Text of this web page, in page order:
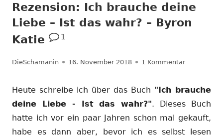
Rezension: Ich brauche deine
Liebe – Ist das wahr? – Byron
Katie
1
Autor
DieSchamanin Veröffentlicht
16. November 2018 1 Kommentarzu
Heute schreibe ich über das Buch "Ich brauche
deine Liebe - Ist das wahr?". Dieses Buch
hatte ich vor ein paar Jahren schon mal gekauft,
habe es dann aber, bevor ich es selbst lesen